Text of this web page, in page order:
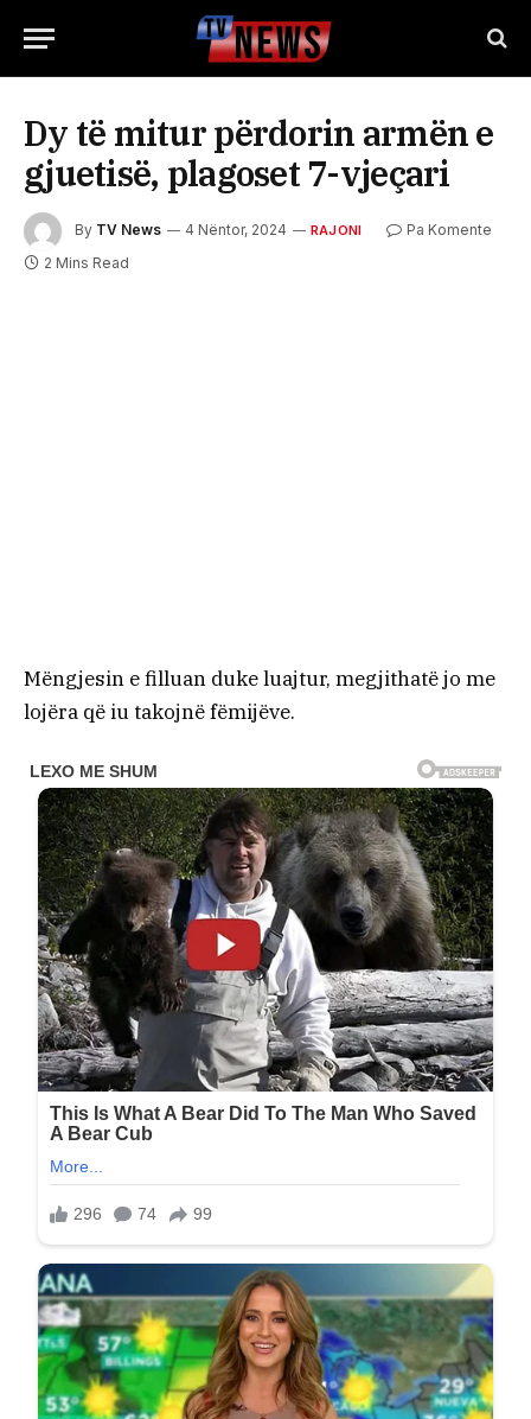
Dy të mitur përdorin armën e
gjuetisë, plagoset 7-vjeçari
By TV News 4 Nëntor, 2024 RAJONI
Pa Komente
2 Mins Read
Mëngjesin e filluan duke luajtur, megjithatë jo me
lojëra që iu takojnë fëmijëve.